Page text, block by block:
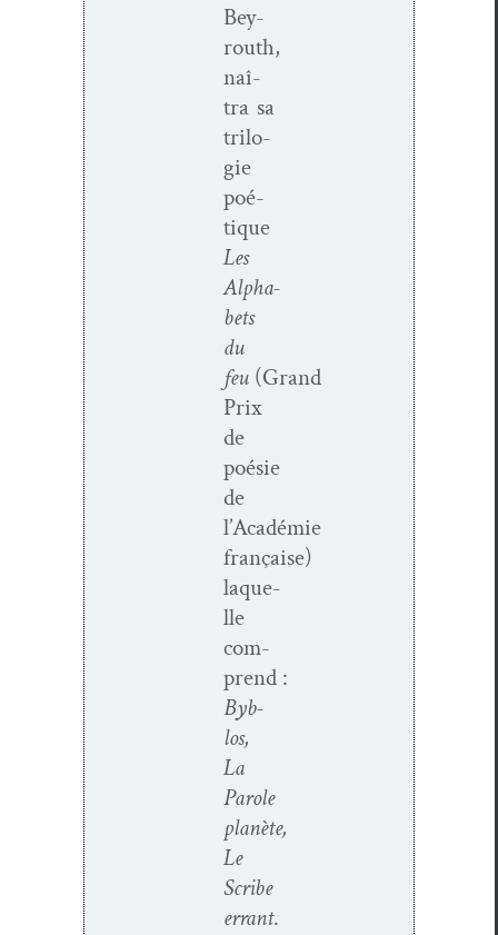
Bey­
routh,
naî­
tra sa
trilo­
gie
poé­
tique
Les
Alpha­
bets
du
feu (Grand
Prix
de
poésie
de
l’Académie
française)
laque­
lle
com­
prend :
Byb­
los,
La
Parole
planète,
Le
Scribe
errant.